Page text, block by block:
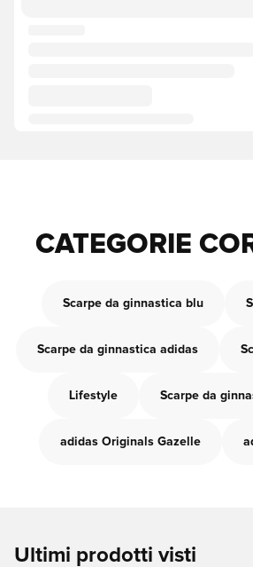
CATEGORIE
Scarpe da ginnastica blu
Scarpe da ginnastica adidas
Lifestyle Scarpe da
adidas Originals Gazelle
Ultimi prodotti visti